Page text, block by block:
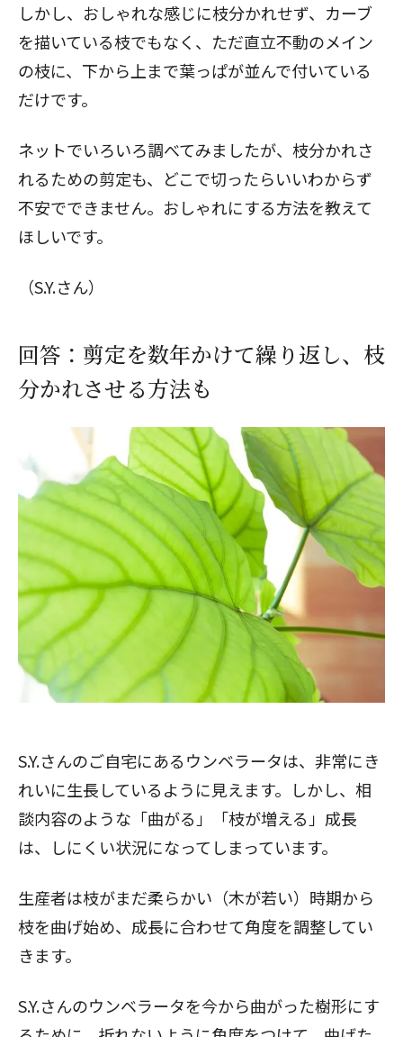
しかし、おしゃれな感じに枝分かれせず、カーブ
を描いている枝でもなく、ただ直立不動のメイン
の枝に、下から上まで葉っぱが並んで付いている
だけです。
ネットでいろいろ調べてみましたが、枝分かれさ
れるための剪定も、どこで切ったらいいわからず
不安でできません。おしゃれにする方法を教えて
ほしいです。
（S.Y.さん）
回答：剪定を数年かけて繰り返し、枝
分かれさせる方法も
S.Y.さんのご自宅にあるウンベラータは、非常にき
れいに生長しているように見えます。しかし、相
談内容のような「曲がる」「枝が増える」成長
は、しにくい状況になってしまっています。
生産者は枝がまだ柔らかい（木が若い）時期から
枝を曲げ始め、成長に合わせて角度を調整してい
きます。
S.Y.さんのウンベラータを今から曲がった樹形にす